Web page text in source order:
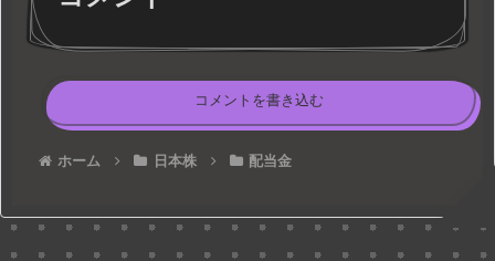
コメントを書き込む
ホーム 日本株 配当金